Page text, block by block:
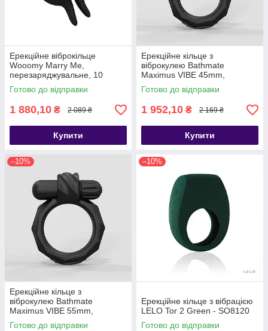
Ерекційне віброкільце
Wooomy Marry Me,
перезаряджувальне, 10
режимів вібрації, діаметр 4
см, Черный - SO7440
Готово до відправки
1 880,10 ₴ 2 089 ₴
Купити
Ерекційне кільце з
віброкулею Bathmate
Maximus VIBE 45mm,
перезаряджається - SO7497
Готово до відправки
1 952,10 ₴ 2 169 ₴
Купити
–10%
Ерекційне кільце з
віброкулею Bathmate
Maximus VIBE 55mm,
перезаряджається - SO7501
Готово до відправки
–10%
Ерекційне кільце з вібрацією
LELO Tor 2 Green - SO8120
Готово до відправки